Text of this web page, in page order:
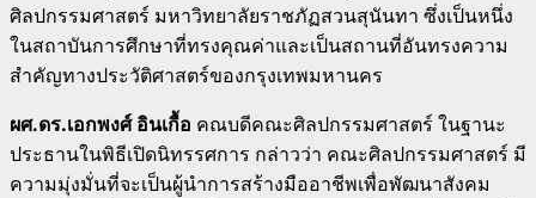
ศิลปกรรมศาสตร์ มหาวิทยาลัยราชภัฏสวนสุนันทา ซึ่งเป็นหนึ่ง
ในสถาบันการศึกษาที่ทรงคุณค่าและเป็นสถานที่อันทรงความ
สำคัญทางประวัติศาสตร์ของกรุงเทพมหานคร
ผศ.ดร.เอกพงศ์ อินเกื้อ คณบดีคณะศิลปกรรมศาสตร์ ในฐานะ
ประธานในพิธีเปิดนิทรรศการ กล่าวว่า คณะศิลปกรรมศาสตร์ มี
ความมุ่งมั่นที่จะเป็นผู้นำการสร้างมืออาชีพเพื่อพัฒนาสังคม